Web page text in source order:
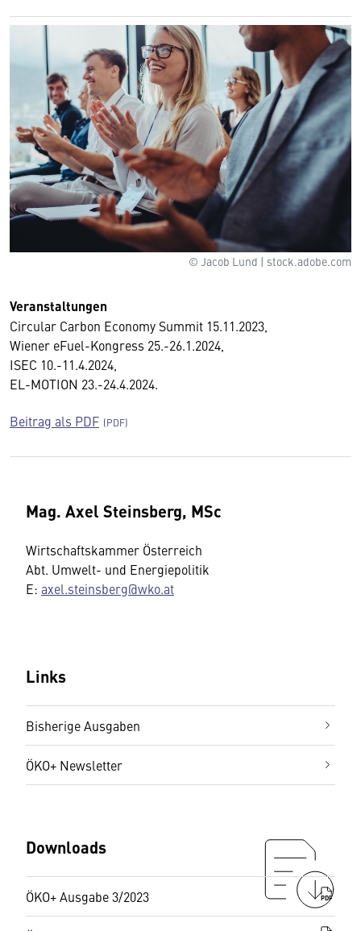
© Jacob Lund | stock.adobe.com
Veranstaltungen
Circular Carbon Economy Summit 15.11.2023,
Wiener eFuel-Kongress 25.-26.1.2024,
ISEC 10.-11.4.2024,
EL-MOTION 23.-24.4.2024.
Beitrag als PDF
Mag. Axel Steinsberg, MSc
Wirtschaftskammer Österreich
Abt. Umwelt- und Energiepolitik
E: axel.steinsberg@wko.at
Links
Bisherige Ausgaben
ÖKO+ Newsletter
Downloads
ÖKO+ Ausgabe 3/2023 PDF